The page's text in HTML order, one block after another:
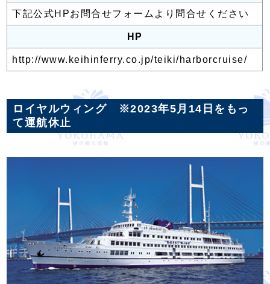
下記公式HPお問合せフォームより問合せください
HP
http://www.keihinferry.co.jp/teiki/harborcruise/
ロイヤルウィング ※2023年5月14日をもっ
て運航休止